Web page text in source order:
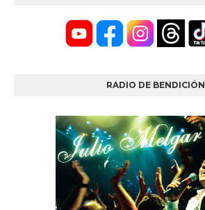
RADIO DE BENDICIÓN